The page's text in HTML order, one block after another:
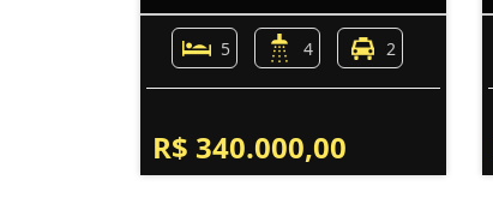
5 4 2
R$ 340.000,00